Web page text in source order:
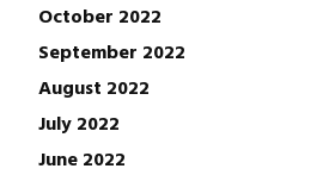
October 2022
September 2022
August 2022
July 2022
June 2022